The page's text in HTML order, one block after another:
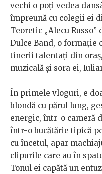
vechi o poți vedea
împreună cu colegii ei
Teoretic „Alecu
Dulce Band, o formație
tinerii talentați din
muzicală și sora ei,
În primele vloguri, e
blondă cu părul lung,
energic, într-o cameră
într-o bucătărie tipică
cu încetul, apar
clipurile care au în
Tonul ei capătă un